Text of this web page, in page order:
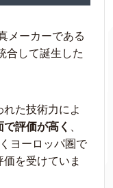
メーカーである
合して誕生した
た技術力によ
で評価が高く
ヨーロッパ圏で
を受けていま